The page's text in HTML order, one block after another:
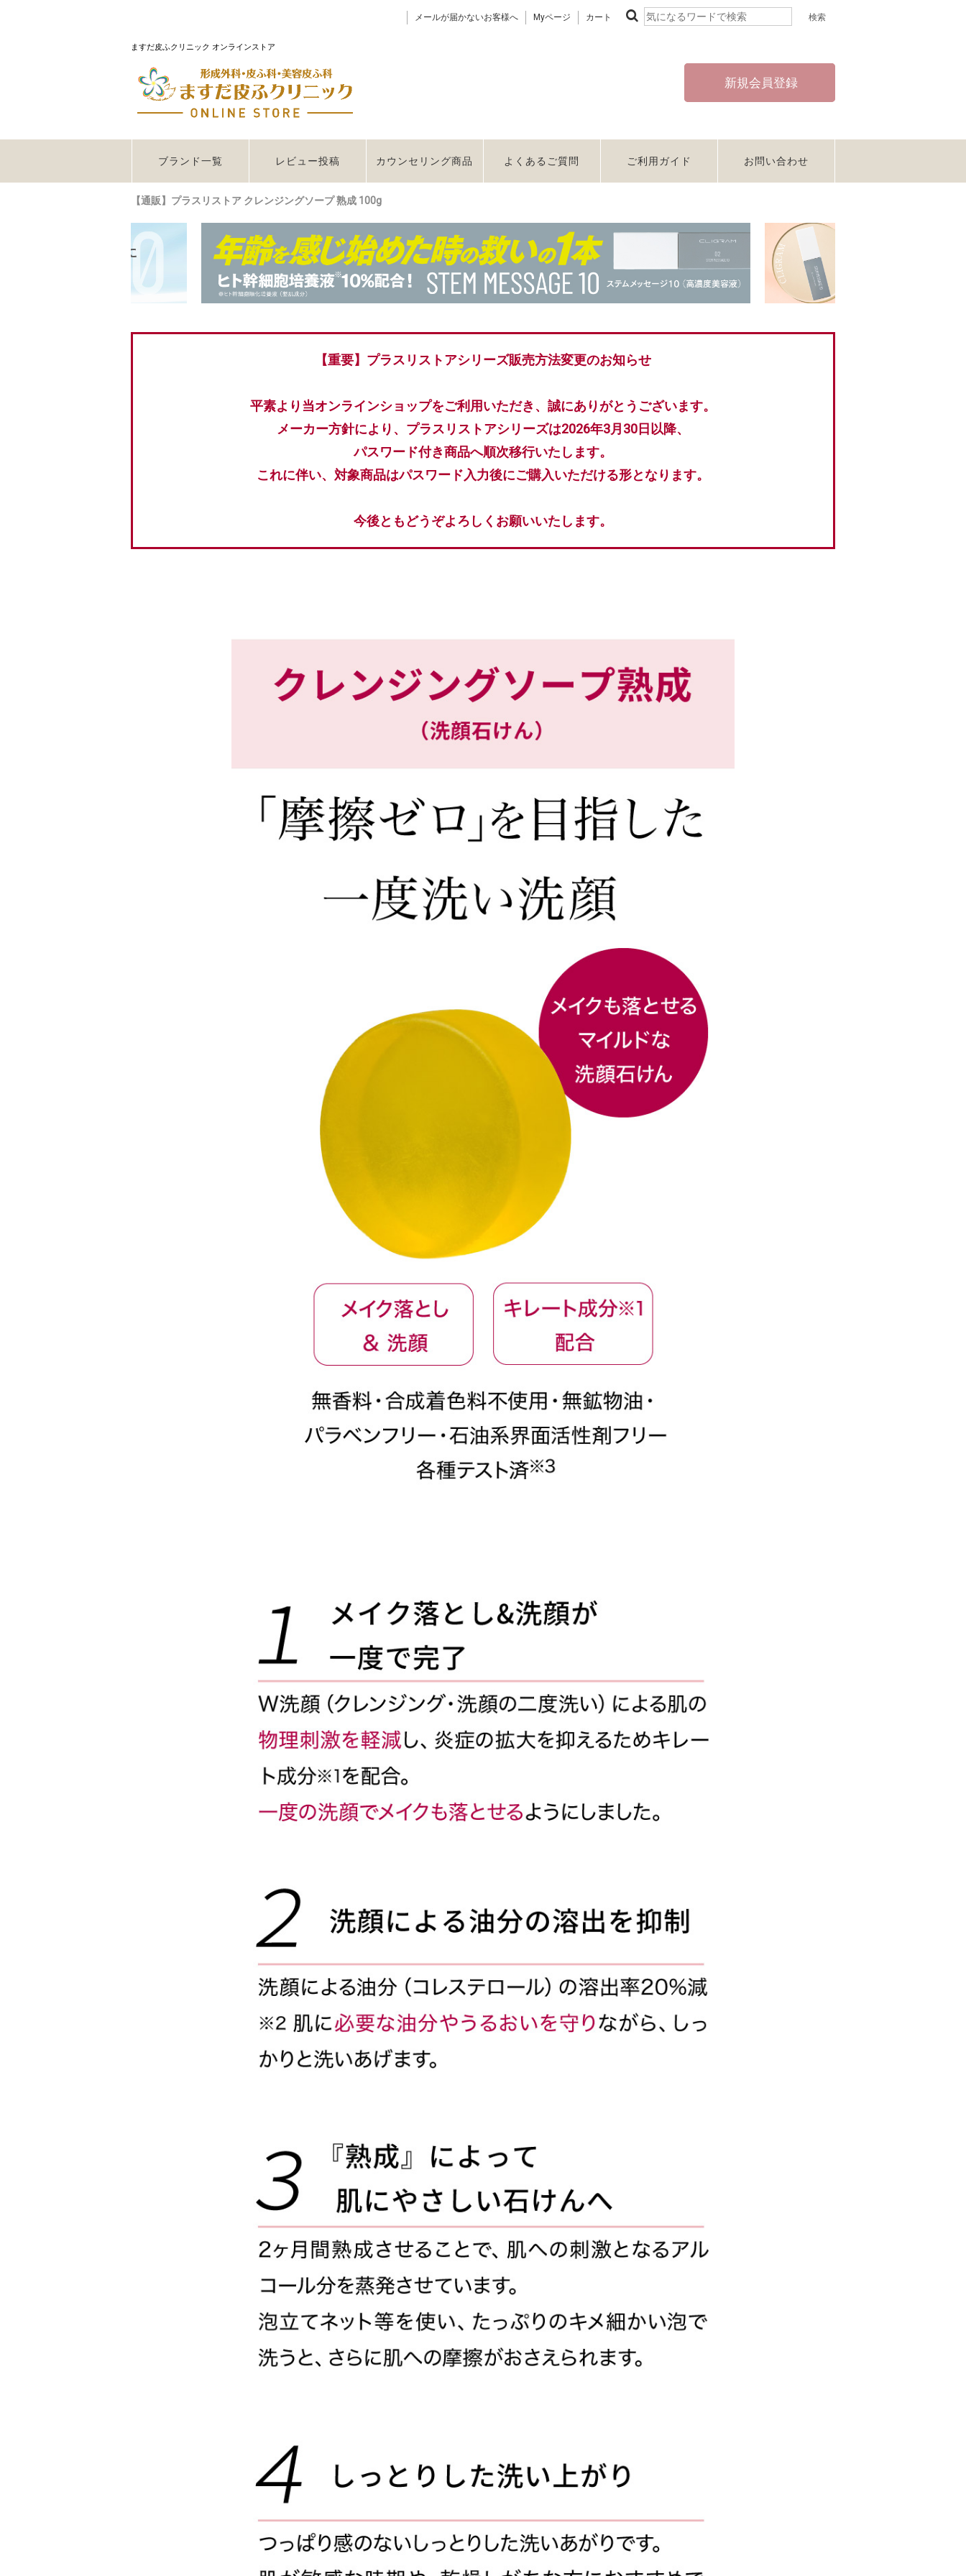
メールが届かないお客様へ Myページ カート
ますだ皮ふクリニック オンラインストア
新規会員登録
ブランド一覧 レビュー投稿 カウンセリング商品 よくあるご質問 ご利用ガイド お問い合わせ
【通販】プラスリストア クレンジングソープ 熟成 100g
【重要】プラスリストアシリーズ販売方法変更のお知らせ
平素より当オンラインショップをご利用いただき、誠にありがとうございます。
メーカー方針により、プラスリストアシリーズは2026年3月30日以降、
パスワード付き商品へ順次移行いたします。
これに伴い、対象商品はパスワード入力後にご購入いただける形となります。
今後ともどうぞよろしくお願いいたします。